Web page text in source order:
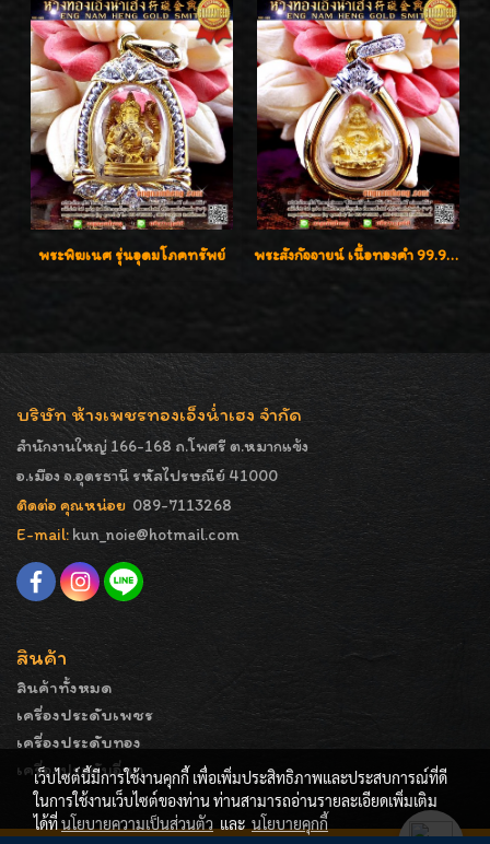
พระพิฆเนศ รุ่นอุดมโภคทรัพย์ พระสังกัจจายน์ เนื้อทองคำ 99.99%
บริษัท ห้างเพชรทองเอ็งน่ำเฮง จำกัด
สำนักงานใหญ่ 166-168 ถ.โพศรี ต.หมากแข้ง
อ.เมือง จ.อุดรธานี รหัสไปรษณีย์ 41000
ติดต่อ คุณหน่อย 089-7113268
E-mail: kun_noie@hotmail.com
สินค้า
สินค้าทั้งหมด
เครื่องประดับเพชร
เครื่องประดับทอง
เครื่องประดับอื่นๆ
เว็บไซต์นี้มีการใช้งานคุกกี้ เพื่อเพิ่มประสิทธิภาพและประสบการณ์ที่ดี
ในการใช้งานเว็บไซต์ของท่าน ท่านสามารถอ่านรายละเอียดเพิ่มเติม
ได้ที่นโยบายความเป็นส่วนตัว และ นโยบายคุกกี้